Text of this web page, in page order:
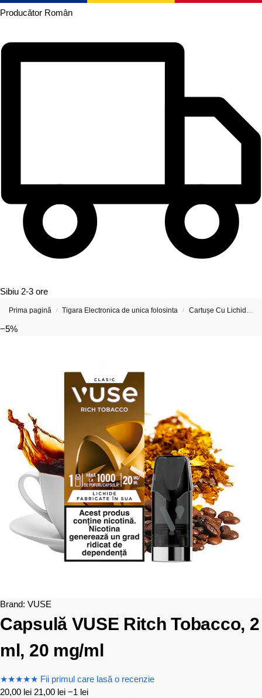
Producător Român
Sibiu 2-3 ore
Prima pagină / Tigara Electronica de unica folosinta / Cartușe Cu Lichide Pentru Țigări Electronice si Vape-uri
−5%
Brand: VUSE
Capsulă VUSE Ritch Tobacco, 2
ml, 20 mg/ml
★★★★★ Fii primul care lasă o recenzie
20,00 lei 21,00 lei −1 lei